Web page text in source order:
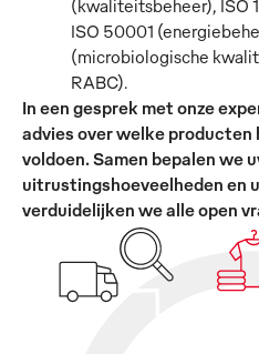
(kwaliteitsbeheer), ISO
ISO 50001
(microbiologische
RABC).
In een gesprek met onze
advies over welke producten
voldoen. Samen bepalen we
uitrustingshoeveelheden en
verduidelijken we alle open